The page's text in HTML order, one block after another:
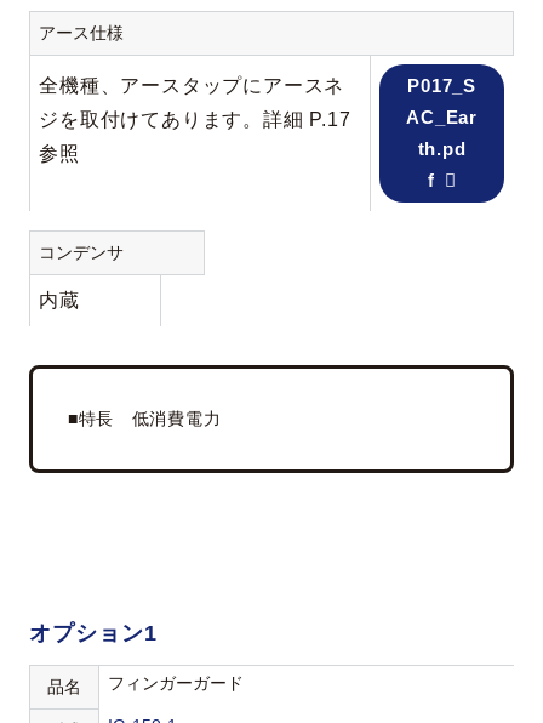
アース仕様
全機種、アースタップにアースネ
ジを取付けてあります。詳細 P.17
参照
P017_S
AC_Ear
th.pd
f
コンデンサ
内蔵
■特長 低消費電力
オプション1
品名 フィンガーガード